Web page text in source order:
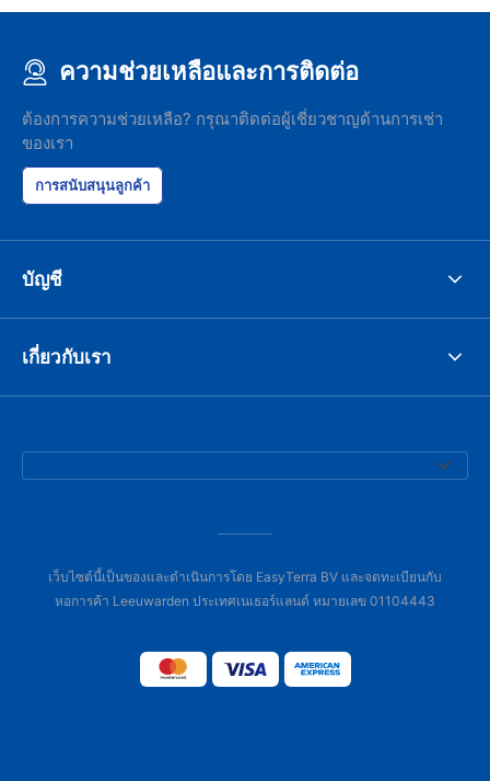
ความช่วยเหลือและการติดต่อ
ต้องการความช่วยเหลือ? กรุณาติดต่อผู้เชี่ยวชาญด้านการเช่า
ของเรา
การสนับสนุนลูกค้า
บัญชี
เกี่ยวกับเรา
เว็บไซต์นี้เป็นของและดำเนินการโดย EasyTerra BV และจดทะเบียนกับ
หอการค้า Leeuwarden ประเทศเนเธอร์แลนด์ หมายเลข 01104443